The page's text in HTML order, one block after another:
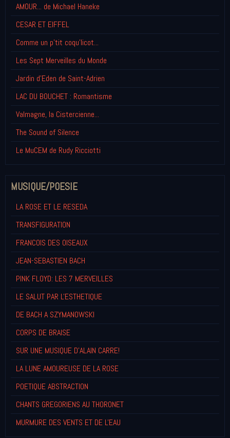
AMOUR... de Michael Haneke
CESAR ET EIFFEL
Comme un p'tit coqu'licot...
Les Sept Merveilles du Monde
Jardin d'Eden de Saint-Adrien
LAC DU BOUCHET : Romantisme
Valmagne, la Cistercienne...
The Sound of Silence
Le MuCEM de Rudy Ricciotti
MUSIQUE/POESIE
LA ROSE ET LE RESEDA
TRANSFIGURATION
FRANCOIS DES OISEAUX
JEAN-SEBASTIEN BACH
PINK FLOYD: LES 7 MERVEILLES
LE SALUT PAR L'ESTHETIQUE
DE BACH A SZYMANOWSKI
CORPS DE BRAISE
SUR UNE MUSIQUE D'ALAIN CARRE!
LA LUNE AMOUREUSE DE LA ROSE
POETIQUE ABSTRACTION
CHANTS GREGORIENS AU THORONET
MURMURE DES VENTS ET DE L'EAU